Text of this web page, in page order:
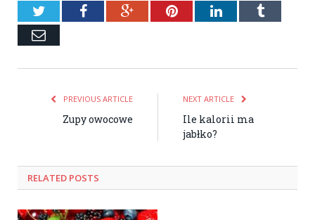
TwitterFacebookGoogle+PinterestLinkedInTumblr
Email
PREVIOUS ARTICLE
Zupy owocowe
NEXT ARTICLE
Ile kalorii ma
jabłko?
RELATED POSTS